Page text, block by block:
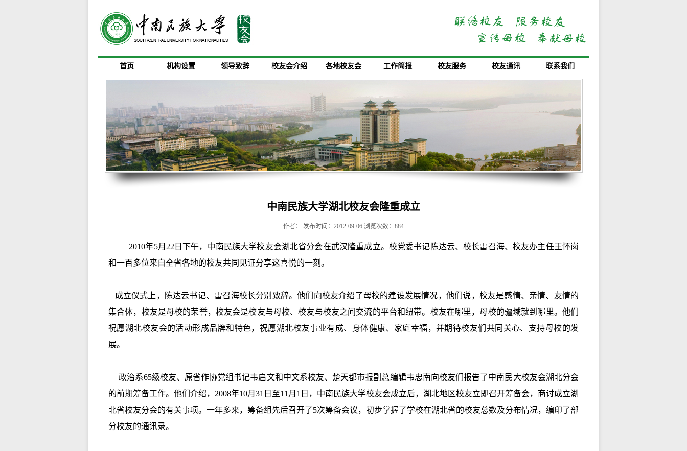
首页 机构设置 领导致辞 校友会介绍 各地校友会 工作简报 校友服务 校友通讯 联系我们
中南民族大学湖北校友会隆重成立
作者： 发布时间：2012-09-06 浏览次数： 884
2010年5月22日下午，中南民族大学校友会湖北省分会在武汉隆重成立。校党委书记陈达云、校长雷召海、校友办主任王怀岗
和一百多位来自全省各地的校友共同见证分享这喜悦的一刻。
成立仪式上，陈达云书记、雷召海校长分别致辞。他们向校友介绍了母校的建设发展情况，他们说，校友是感情、亲情、友情的
集合体，校友是母校的荣誉，校友会是校友与母校、校友与校友之间交流的平台和纽带。校友在哪里，母校的疆域就到哪里。他们
祝愿湖北校友会的活动形成品牌和特色，祝愿湖北校友事业有成、身体健康、家庭幸福，并期待校友们共同关心、支持母校的发
展。
政治系65级校友、原省作协党组书记韦启文和中文系校友、楚天都市报副总编辑韦忠南向校友们报告了中南民大校友会湖北分会
的前期筹备工作。他们介绍，2008年10月31日至11月1日，中南民族大学校友会成立后，湖北地区校友立即召开筹备会，商讨成立湖
北省校友分会的有关事项。一年多来，筹备组先后召开了5次筹备会议，初步掌握了学校在湖北省的校友总数及分布情况，编印了部
分校友的通讯录。